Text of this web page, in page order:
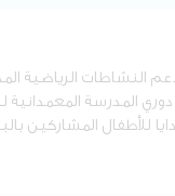
النشاطات الرياضية
وحضور دوري المدرسة
للأطفال المشاركين